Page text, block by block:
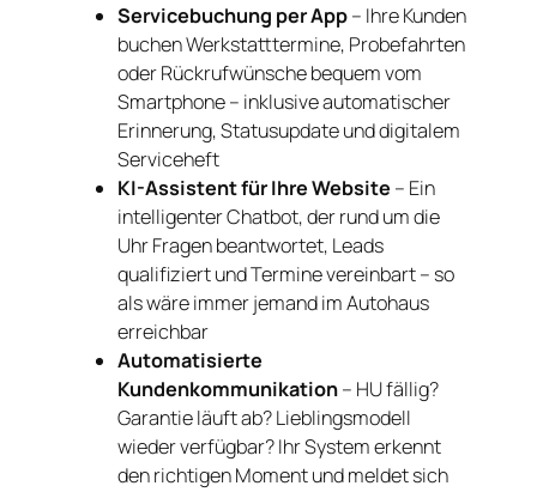
Servicebuchung per App– Ihre Kunden
buchen Werkstatttermine, Probefahrten
oder Rückrufwünsche bequem vom
Smartphone – inklusive automatischer
Erinnerung, Statusupdate und digitalem
Serviceheft
KI-Assistent für Ihre Website – Ein
intelligenter Chatbot, der rund um die
Uhr Fragen beantwortet, Leads
qualifiziert und Termine vereinbart – so
als wäre immer jemand im Autohaus
erreichbar
Automatisierte
Kundenkommunikation– HU fällig?
Garantie läuft ab? Lieblingsmodell
wieder verfügbar? Ihr System erkennt
den richtigen Moment und meldet sich